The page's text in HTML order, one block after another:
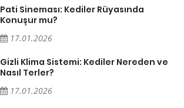
Pati Sineması: Kediler Rüyasında
Konuşur mu?
17.01.2026
Gizli Klima Sistemi: Kediler Nereden ve
Nasıl Terler?
17.01.2026